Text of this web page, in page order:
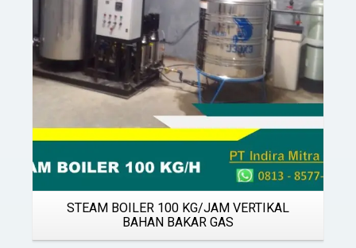
STEAM BOILER 100 KG/JAM VERTIKAL
BAHAN BAKAR GAS